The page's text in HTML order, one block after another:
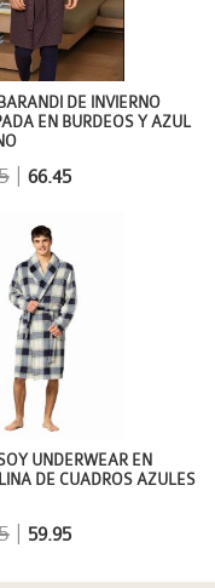
DE INVIERNO
EN BURDEOS Y AZUL
| 66.45
UNDERWEAR EN
DE CUADROS AZULES
| 59.95